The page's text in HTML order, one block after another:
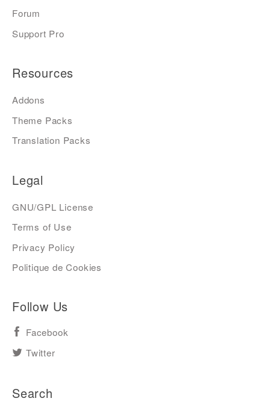
Forum
Support Pro
Resources
Addons
Theme Packs
Translation Packs
Legal
GNU/GPL License
Terms of Use
Privacy Policy
Politique de Cookies
Follow Us
Facebook
Twitter
Search